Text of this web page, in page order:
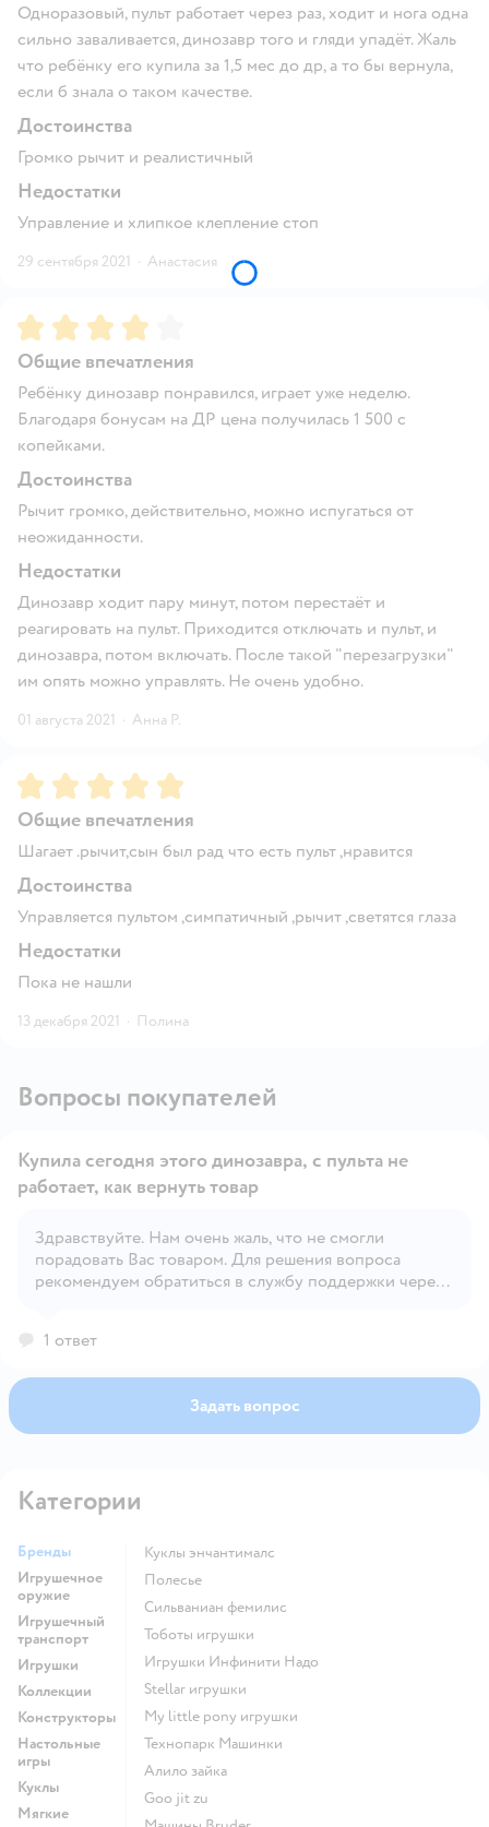
Одноразовый, пульт работает через раз, ходит и нога одна
сильно заваливается, динозавр того и гляди упадёт. Жаль
что ребёнку его купила за 1,5 мес до др, а то бы вернула,
если б знала о таком качестве.
Достоинства
Громко рычит и реалистичный
Недостатки
Управление и хлипкое клепление стоп
29 сентября 2021 · Анастасия
Рейтинг:4
Общие впечатления
Ребёнку динозавр понравился, играет уже неделю.
Благодаря бонусам на ДР цена получилась 1 500 с
копейками.
Достоинства
Рычит громко, действительно, можно испугаться от
неожиданности.
Недостатки
Динозавр ходит пару минут, потом перестаёт и
реагировать на пульт. Приходится отключать и пульт, и
динозавра, потом включать. После такой "перезагрузки"
им опять можно управлять. Не очень удобно.
01 августа 2021 · Анна Р.
Рейтинг:5
Общие впечатления
Шагает .рычит,сын был рад что есть пульт ,нравится
Достоинства
Управляется пультом ,симпатичный ,рычит ,светятся глаза
Недостатки
Пока не нашли
13 декабря 2021 · Полина
Вопросы покупателей
Открыть вопрос
Купила сегодня этого динозавра, с пульта не
работает, как вернуть товар
Здравствуйте. Нам очень жаль, что не смогли
порадовать Вас товаром. Для решения вопроса
рекомендуем обратиться в службу поддержки через
1 ответ
Задать вопрос
Категории
Бренды
Игрушечное
оружие
Игрушечный
транспорт
Игрушки
Коллекции
Конструкторы
Настольные
игры
Куклы
Мягкие
Куклы энчантималс
Полесье
Сильваниан фемилис
Тоботы игрушки
Игрушки Инфинити Надо
Stellar игрушки
my little pony игрушки
Технопарк Машинки
Алило зайка
Goo jit zu